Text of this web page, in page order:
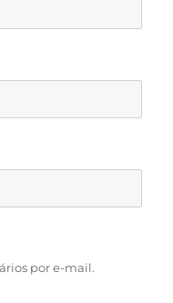
por e-mail.